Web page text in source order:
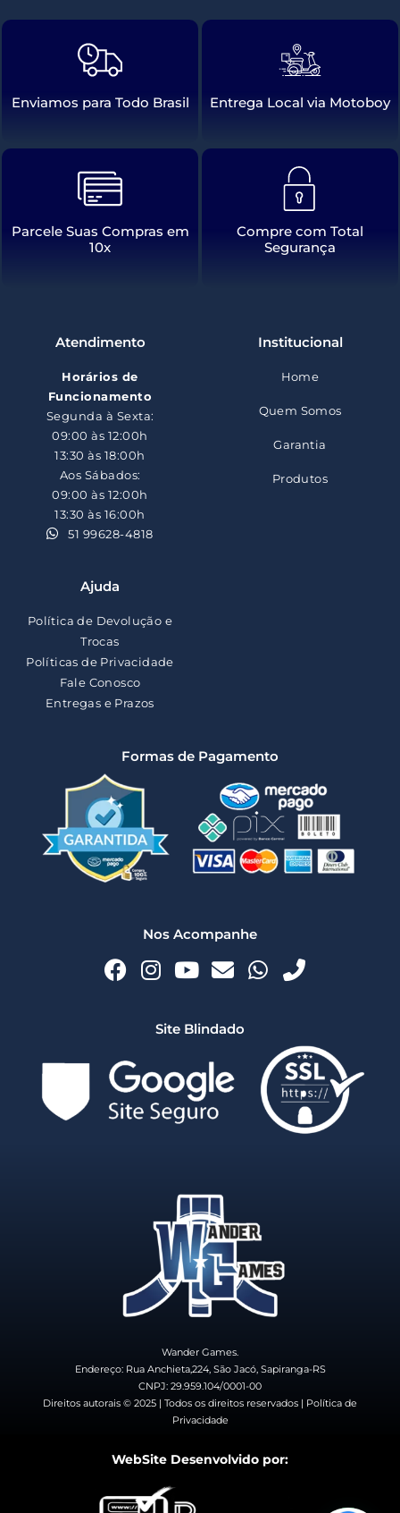
Enviamos para Todo Brasil Entrega Local via Motoboy
Parcele Suas Compras em
10x
Compre com Total
Segurança
Atendimento
Horários de
Funcionamento
Segunda à Sexta:
09:00 às 12:00h
13:30 às 18:00h
Aos Sábados:
09:00 às 12:00h
13:30 às 16:00h
51 99628-4818
Institucional
Home
Quem Somos
Garantia
Produtos
Ajuda
Política de Devolução e
Trocas
Políticas de Privacidade
Fale Conosco
Entregas e Prazos
Formas de Pagamento
Nos Acompanhe
Site Blindado
Wander Games.
Endereço: Rua Anchieta,224, São Jacó, Sapiranga-RS
CNPJ: 29.959.104/0001-00
Direitos autorais © 2025 | Todos os direitos reservados | Política de
Privacidade
WebSite Desenvolvido por: